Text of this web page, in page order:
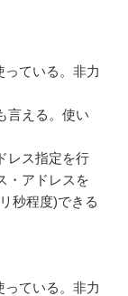
っている。非力
言える。使い
レス指定を行
・アドレスを
秒程度)できる
っている。非力